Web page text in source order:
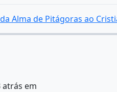
Alma de Pitágoras ao
atrás em